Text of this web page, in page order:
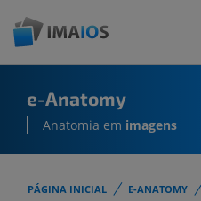
e-Anatomy
Anatomia em imagens
PÁGINA INICIAL E-ANATOMY